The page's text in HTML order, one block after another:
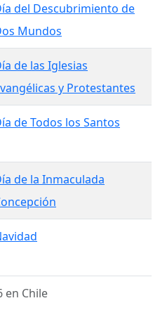
en Chile
del Descubrimiento de
Mundos
de las Iglesias
y Protestantes
de Todos los Santos
de la Inmaculada